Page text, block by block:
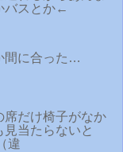
バスとか←
間に合った…
席だけ椅子がなか
当たらないと
違